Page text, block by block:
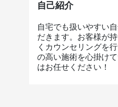
自己紹介
自宅でも扱いやすい
だきます。お客様が
くカウンセリングを
の高い施術を心掛け
はお任せください！